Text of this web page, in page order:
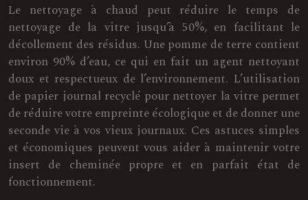
Le nettoyage à chaud peut réduire le temps de
nettoyage de la vitre jusqu’à 50%, en facilitant le
décollement des résidus. Une pomme de terre contient
environ 90% d’eau, ce qui en fait un agent nettoyant
doux et respectueux de l’environnement. L’utilisation
de papier journal recyclé pour nettoyer la vitre permet
de réduire votre empreinte écologique et de donner une
seconde vie à vos vieux journaux. Ces astuces simples
et économiques peuvent vous aider à maintenir votre
insert de cheminée propre et en parfait état de
fonctionnement.